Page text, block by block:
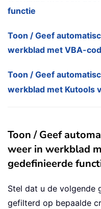
functie
Toon / Geef
werkblad met VBA-
Toon / Geef
werkblad met Kutools
Toon / Geef
weer in werkblad
gedefinieerde
Stel dat u de volgende
gefilterd op bepaalde